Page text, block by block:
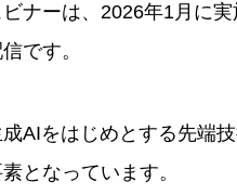
ナーは、2026年1月に
です。
AIをはじめとする先端
となっています。